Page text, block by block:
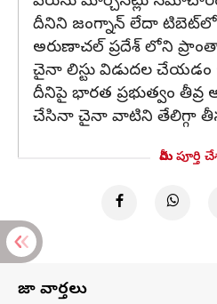
దీనిని జంగ్నాన్ లేదా టిబెట్‌లో
అరుణాచల్ ప్రదేశ్ లోని
చైనా లిస్టు విడుదల
దీనిపై భారత ప్రభుత్వం తీవ్ర
చేసినా చైనా వాటిని తేలిగ్గా
మీరు పూర్తి
తాజా వార్తలు